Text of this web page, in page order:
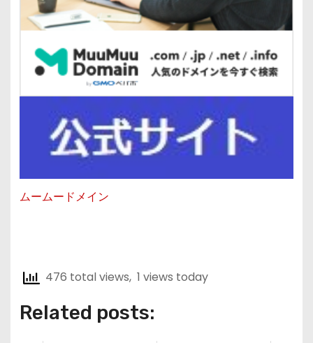
ムームードメイン
476 total views, 1 views today
Related posts: